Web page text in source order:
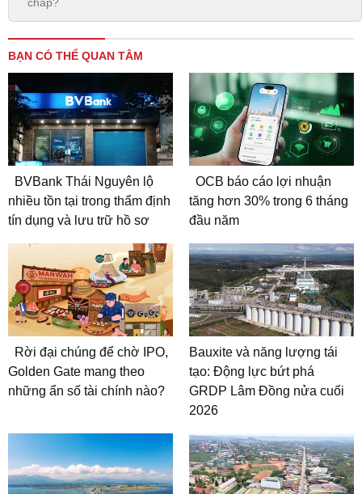
BẠN CÓ THỂ QUAN TÂM
BVBank Thái Nguyên lộ
nhiều tồn tại trong thẩm định
tín dụng và lưu trữ hồ sơ
OCB báo cáo lợi nhuận
tăng hơn 30% trong 6 tháng
đầu năm
Rời đại chúng để chờ IPO,
Golden Gate mang theo
những ẩn số tài chính nào?
Bauxite và năng lượng tái
tạo: Động lực bứt phá
GRDP Lâm Đồng nửa cuối
2026